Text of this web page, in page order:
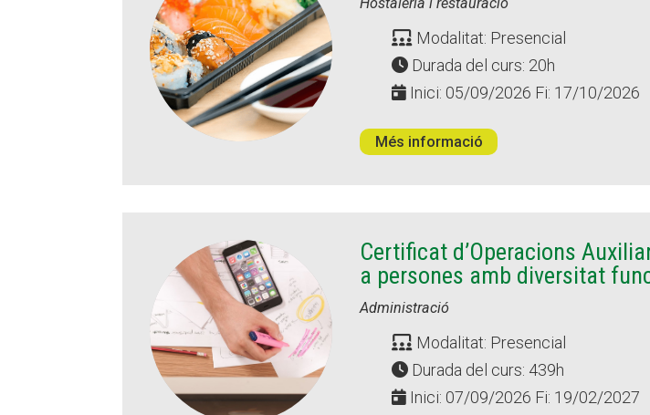
Modalitat: Presencial
Durada del curs: 20h
Inici: 05/09/2026 Fi: 17/10/2026
Més informació
Certificat d’Operacions
a persones amb diversitat
Administració
Modalitat: Presencial
Durada del curs: 439h
Inici: 07/09/2026 Fi: 19/02/2027